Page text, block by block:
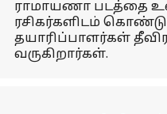
ராமாயணா படத்தை
ரசிகர்களிடம்
தயாரிப்பாளர்கள்
வருகிறார்கள்.